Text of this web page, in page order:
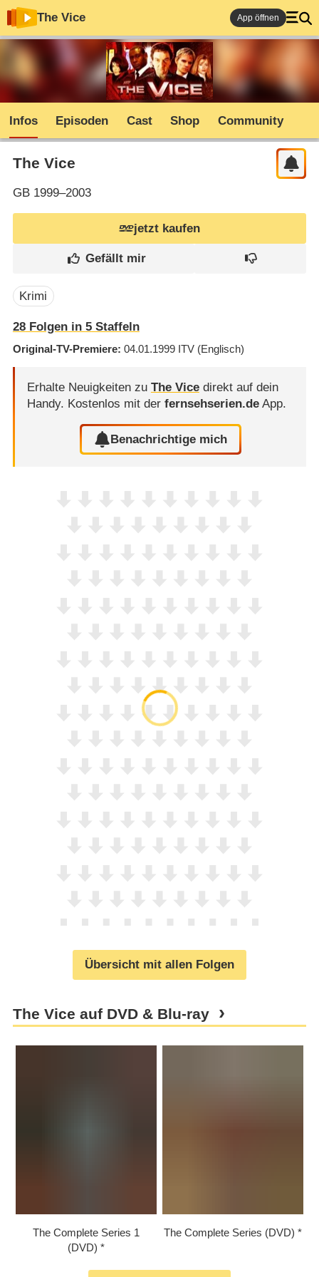
The Vice App öffnen
Infos Episoden Cast Shop Community
The Vice
GB1999–2003
jetzt kaufen
Krimi
28Folgen in 5Staffeln
Original-TV-Premiere 04.01.1999 ITV (Englisch)
Erhalte Neuigkeiten zu The Vicedirekt auf dein
Handy. Kostenlos mit der fernsehserien.deApp.
Benachrichtige mich
Übersicht mit allen Folgen
The Vice auf DVD & Blu-ray
The Complete Series 1
(DVD)
The Complete Series (DVD)